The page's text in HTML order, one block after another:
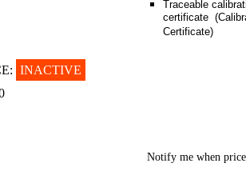
Traceable
certificate
Certificate)
INACTIVE
Notify me when